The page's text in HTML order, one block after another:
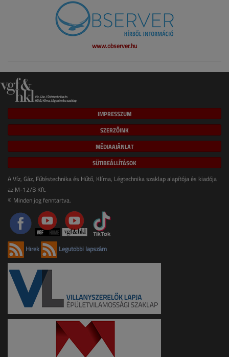
www.observer.hu
IMPRESSZUM
SZERZŐINK
MÉDIAAJÁNLAT
SÜTIBEÁLLÍTÁSOK
A Víz, Gáz, Fűtéstechnika és Hűtő, Klíma, Légtechnika szaklap alapítója és kiadója
az M-12/B Kft.
© Minden jog fenntartva.
Hírek Legutóbbi lapszám